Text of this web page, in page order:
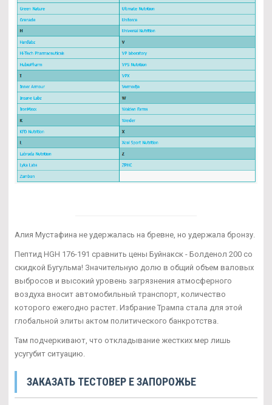
Алия Мустафина не удержалась на бревне, но удержала бронзу.
Пептид HGH 176-191 сравнить цены Буйнакск - Болденол 200 со
скидкой Бугульма! Значительную долю в общий объем валовых
выбросов и высокий уровень загрязнения атмосферного
воздуха вносит автомобильный транспорт, количество
которого ежегодно растет. Избрание Трампа стала для этой
глобальной элиты актом политического банкротства.
Там подчеркивают, что откладывание жестких мер лишь
усугубит ситуацию.
ЗАКАЗАТЬ ТЕСТОВЕР Е ЗАПОРОЖЬЕ